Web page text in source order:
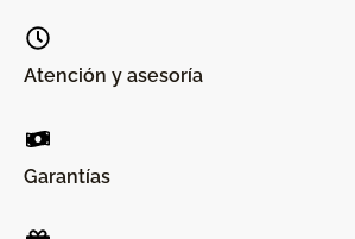
Atención y asesoría
Garantías